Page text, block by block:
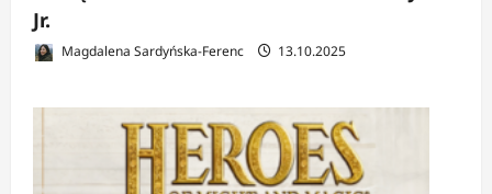
Jr.
Magdalena Sardyńska-Ferenc 13.10.2025